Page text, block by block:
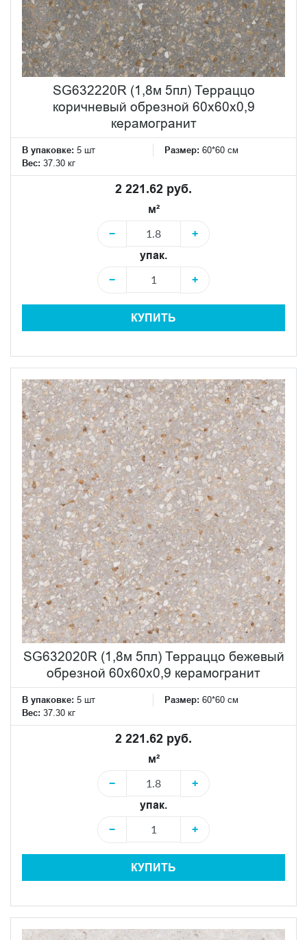
SG632220R (1,8м 5пл) Терраццо
коричневый обрезной 60x60x0,9
керамогранит
В упаковке: 5 шт Размер: 60*60 см
Вес: 37.30 кг
2 221.62 руб.
м²
−
+
упак.
−
+
КУПИТЬ
SG632020R (1,8м 5пл) Терраццо бежевый
обрезной 60x60x0,9 керамогранит
В упаковке: 5 шт Размер: 60*60 см
Вес: 37.30 кг
2 221.62 руб.
м²
−
+
упак.
−
+
КУПИТЬ